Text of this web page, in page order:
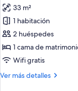
cocina
básica
grande
con
sofá
cama,
cocina
fotos
de
Habitación
estándar,
1
cama
33 m²
1 habitación
2 huéspedes
1 cama de
Wifi gratis
Ver más detalles
Más